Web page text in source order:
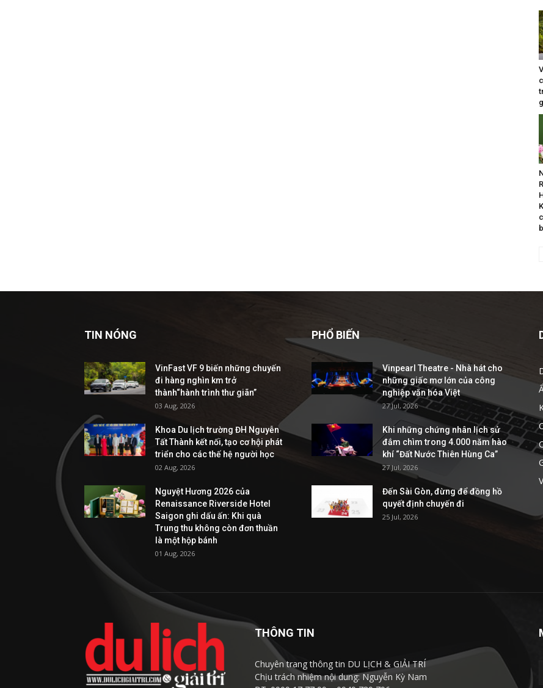
TIN NÓNG
VinFast VF 9 biến những chuyến
đi hàng nghìn km trở
thành“hành trình thư giãn”
03 Aug, 2026
Khoa Du lịch trường ĐH Nguyễn
Tất Thành kết nối, tạo cơ hội phát
triển cho các thế hệ người học
02 Aug, 2026
Nguyệt Hương 2026 của
Renaissance Riverside Hotel
Saigon ghi dấu ấn: Khi quà
Trung thu không còn đơn thuần
là một hộp bánh
01 Aug, 2026
PHỔ BIẾN
Vinpearl Theatre - Nhà hát cho
những giấc mơ lớn của công
nghiệp văn hóa Việt
27 Jul, 2026
Khi những chứng nhân lịch sử
đắm chìm trong 4.000 năm hào
khí “Đất Nước Thiên Hùng Ca”
27 Jul, 2026
Đến Sài Gòn, đừng để đồng hồ
quyết định chuyến đi
25 Jul, 2026
THÔNG TIN
Chuyên trang thông tin DU LỊCH & GIẢI TRÍ
Chịu trách nhiệm nội dung: Nguyễn Kỳ Nam